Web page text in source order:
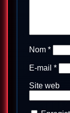
Nom *
E-mail *
Site web